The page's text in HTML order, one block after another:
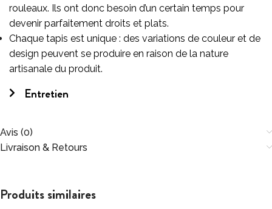
rouleaux. Ils ont donc besoin d’un certain temps pour
devenir parfaitement droits et plats.
Chaque tapis est unique : des variations de couleur et de
design peuvent se produire en raison de la nature
artisanale du produit.
Entretien
Avis (0)
Livraison & Retours
Produits similaires